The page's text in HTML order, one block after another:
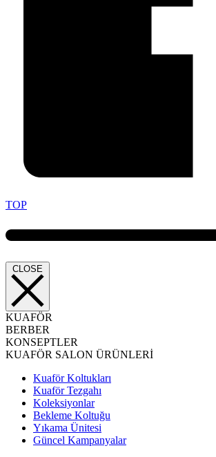
TOP
CLOSE
KUAFÖR
BERBER
KONSEPTLER
KUAFÖR SALON ÜRÜNLERİ
Kuaför Koltukları
Kuaför Tezgahı
Koleksiyonlar
Bekleme Koltuğu
Yıkama Ünitesi
Güncel Kampanyalar